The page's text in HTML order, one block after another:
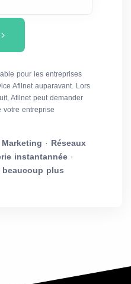
pour les entreprises
Afilnet auparavant. Lors
Afilnet peut demander
votre entreprise
Marketing · Réseaux
instantannée·
beaucoup plus